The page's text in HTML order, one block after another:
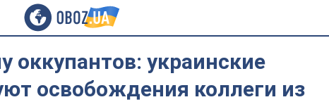
оккупантов: украинские
освобождения коллеги из